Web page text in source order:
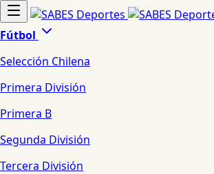
Fútbol
Selección Chilena
Primera División
Primera B
Segunda División
Tercera División